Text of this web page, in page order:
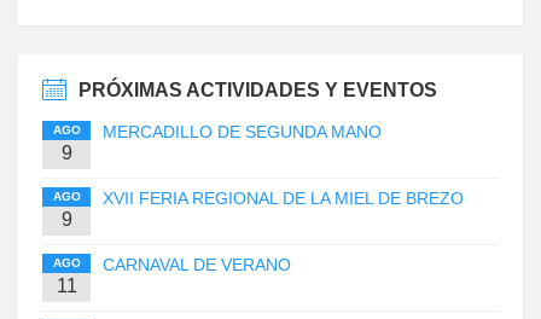
PRÓXIMAS ACTIVIDADES Y EVENTOS
AGO
9
MERCADILLO DE SEGUNDA MANO
AGO
9
XVII FERIA REGIONAL DE LA MIEL DE BREZO
AGO
11
CARNAVAL DE VERANO